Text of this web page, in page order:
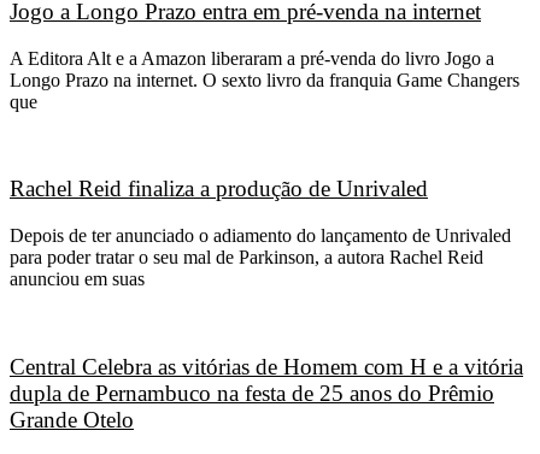
Jogo a Longo Prazo entra em pré-venda na internet
A Editora Alt e a Amazon liberaram a pré-venda do livro Jogo a
Longo Prazo na internet. O sexto livro da franquia Game Changers
que
Rachel Reid finaliza a produção de Unrivaled
Depois de ter anunciado o adiamento do lançamento de Unrivaled
para poder tratar o seu mal de Parkinson, a autora Rachel Reid
anunciou em suas
Central Celebra as vitórias de Homem com H e a vitória
dupla de Pernambuco na festa de 25 anos do Prêmio
Grande Otelo